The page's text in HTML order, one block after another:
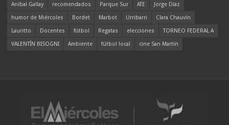
Aníbal Gallay
recomendados Parque Sur ATE
Jorge Díaz
humor de Miércoles
Bordet Marbot Urribarri
Clara Chauvín
Lauritto
Docentes fútbol Regatas elecciones
TORNEO FEDERAL A
VALENTÍN BISOGNI
Ambiente fútbol local cine San Martín